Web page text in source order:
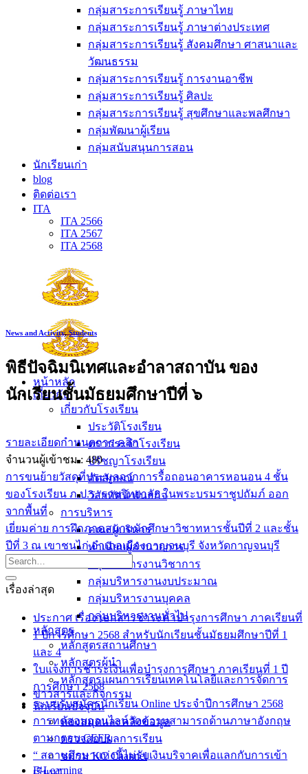
กลุ่มสาระการเรียนรู้ ภาษาไทย
กลุ่มสาระการเรียนรู้ ภาษาต่างประเทศ
กลุ่มสาระการเรียนรู้ สังคมศึกษา ศาสนาและ
วัฒนธรรม
กลุ่มสาระการเรียนรู้ การงานอาชีพ
กลุ่มสาระการเรียนรู้ ศิลปะ
กลุ่มสาระการเรียนรู้ สุขศึกษาและพลศึกษา
กลุ่มพัฒนาผู้เรียน
กลุ่มสนับสนุนการสอน
นักเรียนเก่า
blog
ติดต่อเรา
ITA
ITA 2566
ITA 2567
ITA 2568
หน้าหลัก
เกี่ยวกับ
เกี่ยวกับโรงเรียน
ประวัติโรงเรียน
ตราประจำโรงเรียน
ปรัชญาโรงเรียน
อัตลักษณ์
วิสัยทัศน์ พันธกิจ
การบริหาร
คณะผู้บริหาร
ทำเนียบผู้อำนวยการ
กลุ่มบริหารงานวิชาการ
กลุ่มบริหารงานงบประมาณ
กลุ่มบริหารงานบุคคล
กลุ่มบริหารงานทั่วไป
หลักสูตร
หลักสูตรสถานศึกษา
หลักสูตรผู้นำ
หลักสูตรแผนการเรียนเทคโนโลยีและการจัดการ
ข่าวสารและกิจกรรม
นักเรียนปัจจุบัน
ห้องสมุดและคลังข้อมูล
ตรวจสอบผลการเรียน
ชมรม KC Channel
E-Learning
News and Activity,Students
พิธีปัจฉิมนิเทศและอำลาสถาบัน ของ
นักเรียนชั้นมัธยมศึกษาปีที่ ๖
รายละเอียดกำหนดการ คลิก
จำนวนผู้เข้าชม : 480
การขนย้ายวัสดุที่ประมูลจากการรื้อถอนอาคารหอนอน 4 ชั้น
ของโรงเรียน ภ.ป.ร. ราชวิทยาลัย ในพระบรมราชูปถัมภ์ ออก
จากพื้นที่
เยี่ยมค่าย การฝึกภาคสนามนักศึกษาวิชาทหารชั้นปีที่ 2 และชั้น
ปีที่ 3 ณ เขาชนไก่ อำเภอเมืองกาญจนบุรี จังหวัดกาญจนบุรี
เรื่องล่าสุด
ประกาศ เรื่อง เอกสารชำระค่าบำรุงการศึกษา ภาคเรียนที่
1 ปีการศึกษา 2568 สำหรับนักเรียนชั้นมัธยมศึกษาปีที่ 1
และ 4
ใบแจ้งการชำระเงินเพื่อบำรุงการศึกษา ภาคเรียนที่ 1 ปี
การศึกษา 2568
ระบบรับสมัครนักเรียน Online ประจำปีการศึกษา 2568
การทดสอบออนไลน์วัดความสามารถด้านภาษาอังกฤษ
ตามกรอบ CEFR
“ สถานศึกษาแห่งนี้ไม่รับเงินบริจาคเพื่อแลกกับการเข้า